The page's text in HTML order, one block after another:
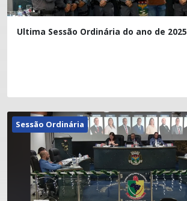
Ultima Sessão Ordinária do ano de 2025
Sessão Ordinária